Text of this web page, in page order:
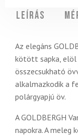
Leírás
Az elegáns
kötött sapka, elöl
összecsukható
alkalmazkodik a
polárgyapjú öv.
A GOLDBERGH
napokra. A